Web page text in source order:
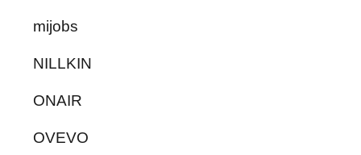
mijobs
NILLKIN
ONAIR
OVEVO